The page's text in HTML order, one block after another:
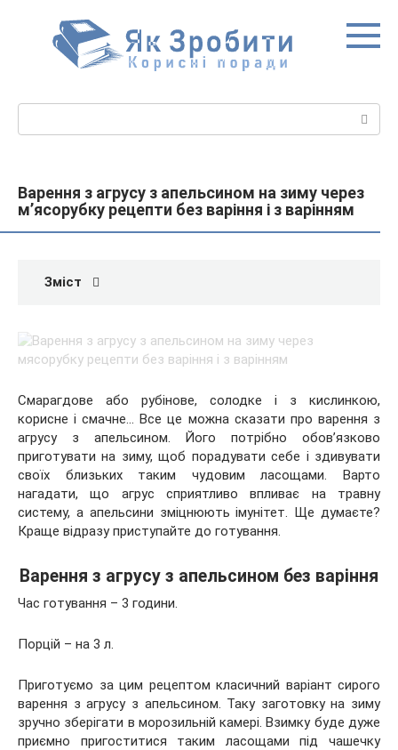
Варення з агрусу з апельсином на зиму через
м’ясорубку рецепти без варіння і з варінням
Зміст
Смарагдове або рубінове, солодке і з кислинкою,
корисне і смачне… Все це можна сказати про варення з
агрусу з апельсином. Його потрібно обов’язково
приготувати на зиму, щоб порадувати себе і здивувати
своїх близьких таким чудовим ласощами. Варто
нагадати, що агрус сприятливо впливає на травну
систему, а апельсини зміцнюють імунітет. Ще думаєте?
Краще відразу приступайте до готування.
Варення з агрусу з апельсином без варіння
Час готування – 3 години.
Порцій – на 3 л.
Приготуємо за цим рецептом класичний варіант сирого
варення з агрусу з апельсином. Таку заготовку на зиму
зручно зберігати в морозильній камері. Взимку буде дуже
приємно пригоститися таким ласощами під чашечку